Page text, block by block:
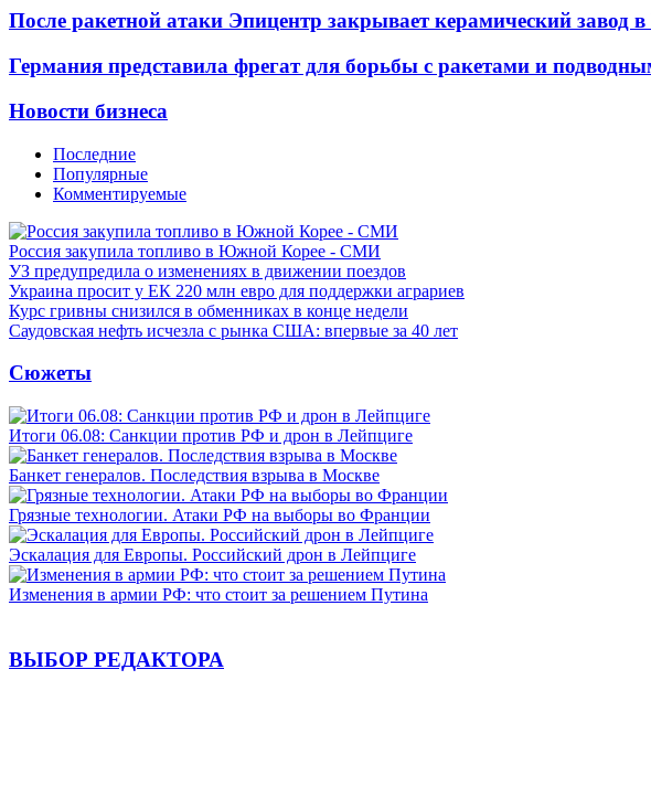
После ракетной атаки Эпицентр закрывает керамический завод
Германия представила фрегат для борьбы с ракетами и
Новости бизнеса
Последние
Популярные
Комментируемые
Россия закупила топливо в Южной Корее - СМИ
УЗ предупредила о изменениях в движении поездов
Украина просит у ЕК 220 млн евро для поддержки аграриев
Курс гривны снизился в обменниках в конце недели
Саудовская нефть исчезла с рынка США: впервые за 40 лет
Сюжеты
Итоги 06.08: Санкции против РФ и дрон в Лейпциге
Банкет генералов. Последствия взрыва в Москве
Грязные технологии. Атаки РФ на выборы во Франции
Эскалация для Европы. Российский дрон в Лейпциге
Изменения в армии РФ: что стоит за решением Путина
ВЫБОР РЕДАКТОРА